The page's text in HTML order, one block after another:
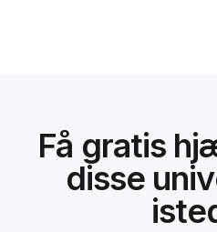
Få gratis
disse